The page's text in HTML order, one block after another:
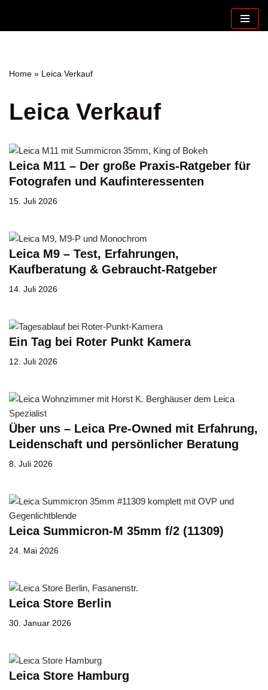
Zum
Home » Leica Verkauf
Leica Verkauf
Leica M11 – Der große Praxis-Ratgeber für
Fotografen und Kaufinteressenten
15. Juli 2026
Leica M9 – Test, Erfahrungen,
Kaufberatung & Gebraucht-Ratgeber
14. Juli 2026
Ein Tag bei Roter Punkt Kamera
12. Juli 2026
Über uns – Leica Pre-Owned mit Erfahrung,
Leidenschaft und persönlicher Beratung
8. Juli 2026
Leica Summicron-M 35mm f/2 (11309)
24. Mai 2026
Leica Store Berlin
30. Januar 2026
Leica Store Hamburg